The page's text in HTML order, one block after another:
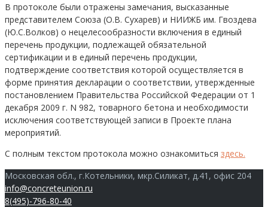
В протоколе были отражены замечания, высказанные
представителем Союза (О.В. Сухарев) и НИИЖБ им. Гвоздева
(Ю.С.Волков) о нецелесообразности включения в единый
перечень продукции, подлежащей обязательной
сертификации и в единый перечень продукции,
подтверждение соответствия которой осуществляется в
форме принятия декларации о соответствии, утвержденные
постановлением Правительства Российской Федерации от 1
декабря 2009 г. N 982, товарного бетона и необходимости
исключения соответствующей записи в Проекте плана
мероприятий.
С полным текстом протокола можно ознакомиться здесь.
Московская обл., г.Котельники, мкр.Силикат, д.41, офис 204
info@concreteunion.ru
8(495)-796-80-40